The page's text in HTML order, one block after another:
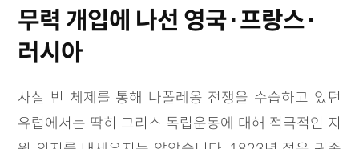
무력 개입에 나선 영국·프랑스·
러시아
사실 빈 체제를 통해 나폴레옹 전쟁을 수습하고 있던
유럽에서는 딱히 그리스 독립운동에 대해 적극적인 지